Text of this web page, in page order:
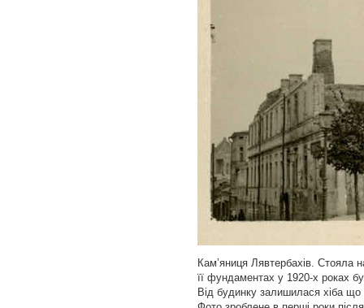
Кам’яниця Лявтербахів. Стояла
її фундаментах у 1920-х роках
Від будинку залишилася хіба